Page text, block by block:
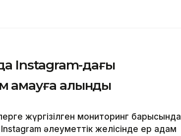
Instagram-дағы
қамауға алынды
жүргізілген мониторинг барысында
әлеуметтік желісінде ер адам